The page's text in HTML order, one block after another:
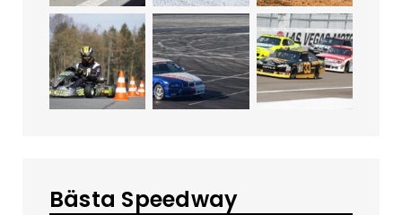
Bästa Speedway